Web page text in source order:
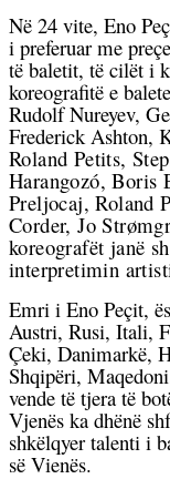
Në 24 vite, Eno
i preferuar me
të baletit, të cilët i
koreografitë e
Rudolf Nureyev,
Frederick Ashton,
Roland Petits,
Harangozó, Boris
Preljocaj,Roland
Corder, Jo
koreografët janë
interpretimin
Emri i Eno Peçit,
Austri, Rusi, Itali,
Çeki, Danimarkë,
Shqipëri,
vende të tjera të
Vjenës ka dhënë
shkëlqyer talenti i
së Vienës.